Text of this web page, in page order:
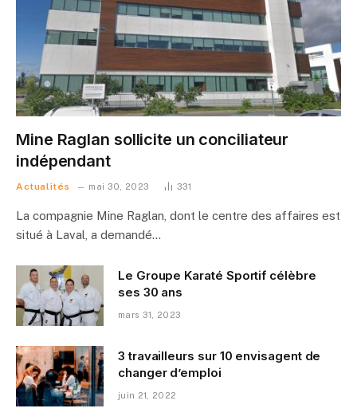
Mine Raglan sollicite un conciliateur
indépendant
Actualités mai 30, 2023 331
La compagnie Mine Raglan, dont le centre des affaires est
situé à Laval, a demandé…
Le Groupe Karaté Sportif célèbre
ses 30 ans
mars 31, 2023
3 travailleurs sur 10 envisagent de
changer d’emploi
juin 21, 2022